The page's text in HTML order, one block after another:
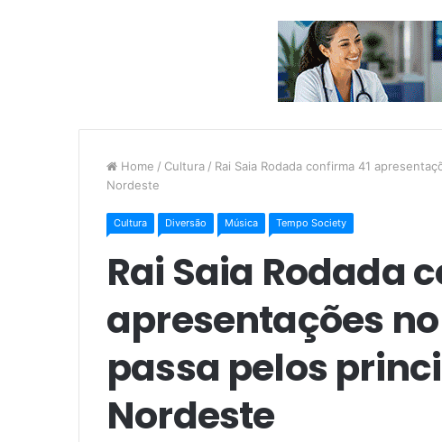
Home / Cultura / Rai Saia Rodada confirma 41
Nordeste
Cultura Diversão Música Tempo Society
Rai Saia Rodada
apresentações
passa pelos
Nordeste